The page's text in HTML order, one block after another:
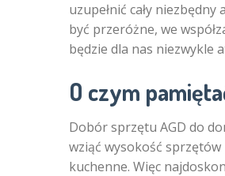
uzupełnić cały
być przeróżne, we
będzie dla nas niezwykle
O czym
Dobór sprzętu AGD do
wziąć wysokość
kuchenne. Więc